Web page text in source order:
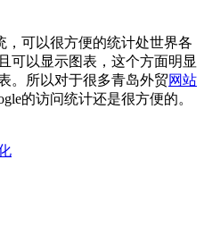
，可以很方便的统计处世界各
可以显示图表，这个方面明显
。所以对于很多青岛外贸网站
的访问统计还是很方便的。